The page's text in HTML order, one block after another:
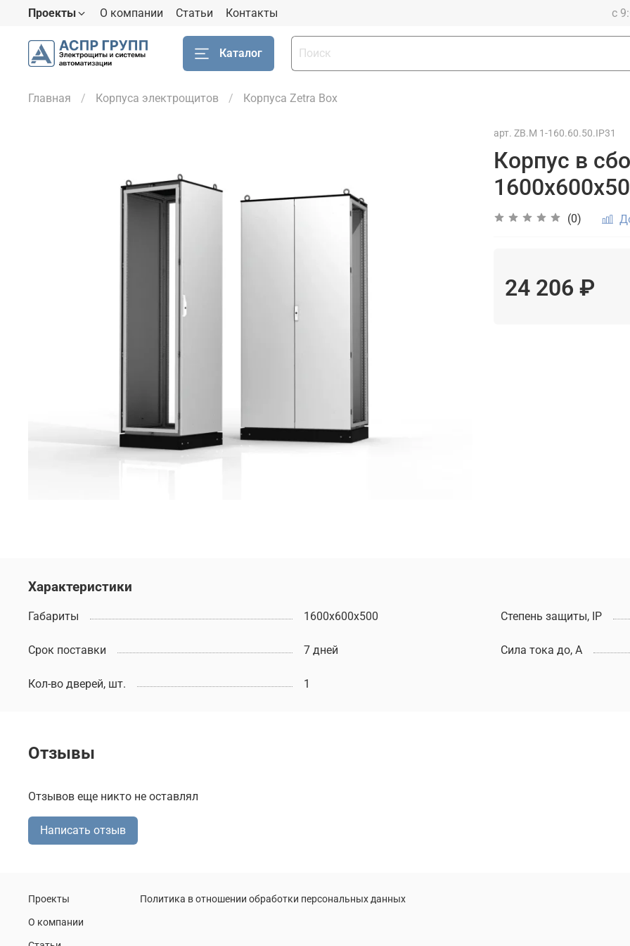
Проекты О компании Статьи Контакты с
Каталог
Главная Корпуса электрощитов Корпуса Zetra Box
арт. ZB.M 1-160.60.50.IP31
Корпус в
(0)
24 206 ₽
Характеристики
Габариты 1600х600х500 Степень защиты, IP
Срок поставки 7 дней Сила тока до, А
Кол-во дверей, шт. 1
Отзывы
Отзывов еще никто не оставлял
Написать отзыв
Проекты
О компании
Политика в отношении обработки персональных данных